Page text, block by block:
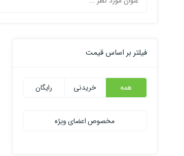
فیلتر بر اساس قیمت
همه خریدنی رایگان
مخصوص اعضای ویژه